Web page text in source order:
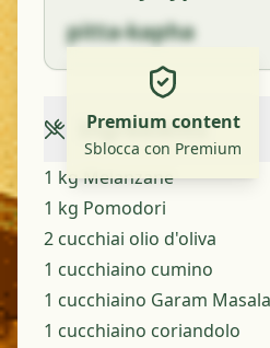
pitta-kapha
Premium content
Sblocca con Premium
Ingredients
1 kg Melanzane
1 kg Pomodori
2 cucchiai olio d'oliva
1 cucchiaino cumino
1 cucchiaino Garam Masala
1 cucchiaino coriandolo